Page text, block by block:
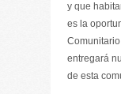
y que
es la
entregará
de esta